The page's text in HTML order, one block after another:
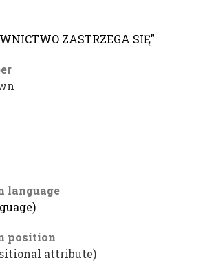
ZASTRZEGA SIĘ"
language
position
attribute)